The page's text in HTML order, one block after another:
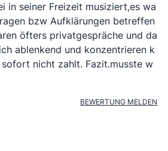
in seiner Freizeit musiziert,es wa
bzw Aufklärungen betreffen
öfters privatgespräche und da
ablenkend und konzentrieren k
nicht zahlt. Fazit.musste w
BEWERTUNG MELDEN